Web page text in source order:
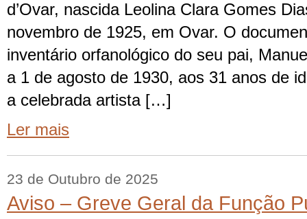
d’Ovar, nascida Leolina Clara Gomes
novembro de 1925, em Ovar. O
inventário orfanológico do seu pai,
a 1 de agosto de 1930, aos 31 anos de
a celebrada artista […]
Ler mais
23 de Outubro de 2025
Aviso – Greve Geral da Função